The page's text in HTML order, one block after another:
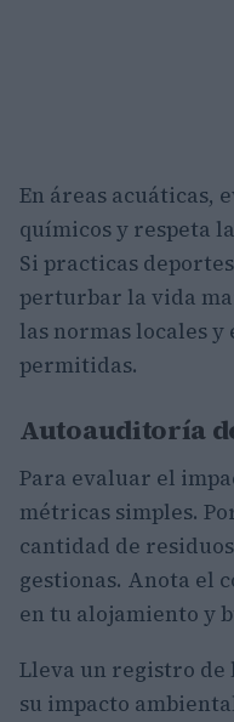
En áreas acuáticas,
químicos y respeta
Si practicas
perturbar la vida
las normas locales y
permitidas.
Autoauditoría
Para evaluar el
métricas simples.
cantidad de
gestionas. Anota el
en tu alojamiento y
Lleva un registro de
su impacto